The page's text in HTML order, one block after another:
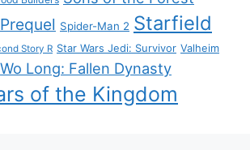
Spider-Man 2 Starfield
Story R Star Wars Jedi: Survivor Valheim
Wo Long: Fallen Dynasty
of the Kingdom